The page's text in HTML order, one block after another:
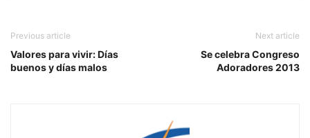
Previous article
Valores para vivir: Días
buenos y días malos
Next article
Se celebra Congreso
Adoradores 2013